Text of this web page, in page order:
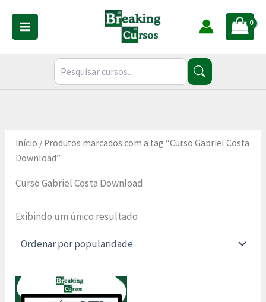
conteúdo
Início / Produtos marcados com a tag “Curso Gabriel Costa
Download”
Curso Gabriel Costa Download
Exibindo um único resultado